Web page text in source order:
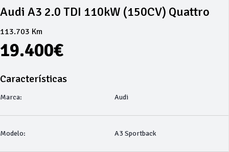
Audi A3 2.0 TDI 110kW (150CV) Quattro
113.703 Km
19.400€
Características
Marca: Audi
Modelo: A3 Sportback